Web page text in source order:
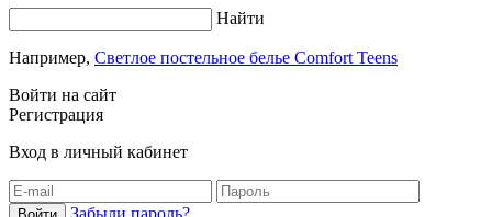
Найти
Например, Светлое постельное белье Comfort Teens
Войти на сайт
Регистрация
Вход в личный кабинет
Забыли пароль?